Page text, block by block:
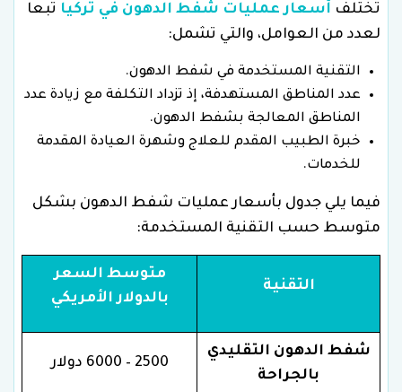
تختلف أسعار عمليات شفط الدهون في تركيا تبعا
لعدد من العوامل، والتي تشمل:
التقنية المستخدمة في شفط الدهون.
عدد المناطق المستهدفة، إذ تزداد التكلفة مع زيادة عدد
المناطق المعالجة بشفط الدهون.
خبرة الطبيب المقدم للعلاج وشهرة العيادة المقدمة
للخدمات.
فيما يلي جدول بأسعار عمليات شفط الدهون بشكل
متوسط حسب التقنية المستخدمة:
التقنية
متوسط السعر
بالدولار الأمريكي
شفط الدهون التقليدي
بالجراحة
2500 – 6000 دولار